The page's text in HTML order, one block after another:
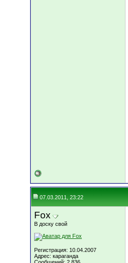
07.03.2011, 23:22
Fox
В доску свой
Регистрация: 10.04.2007
Адрес: караганда